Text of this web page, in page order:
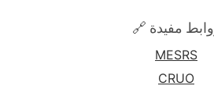
روابط مفيدة
MESRS
CRUO